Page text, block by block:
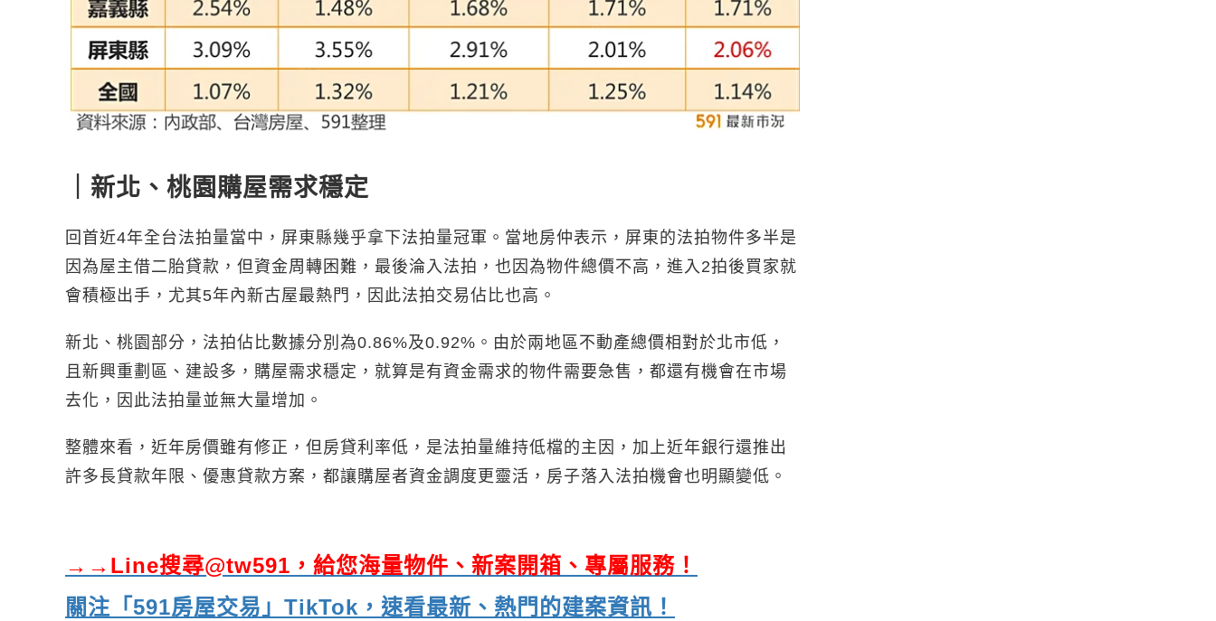
｜新北、桃園購屋需求穩定
回首近4年全台法拍量當中，屏東縣幾乎拿下法拍量冠軍。當地房仲表示，屏東的法拍物件多半是
因為屋主借二胎貸款，但資金周轉困難，最後淪入法拍，也因為物件總價不高，進入2拍後買家就
會積極出手，尤其5年內新古屋最熱門，因此法拍交易佔比也高。
新北、桃園部分，法拍佔比數據分別為0.86%及0.92%。由於兩地區不動產總價相對於北市低，
且新興重劃區、建設多，購屋需求穩定，就算是有資金需求的物件需要急售，都還有機會在市場
去化，因此法拍量並無大量增加。
整體來看，近年房價雖有修正，但房貸利率低，是法拍量維持低檔的主因，加上近年銀行還推出
許多長貸款年限、優惠貸款方案，都讓購屋者資金調度更靈活，房子落入法拍機會也明顯變低。
→→Line搜尋@tw591，給您海量物件、新案開箱、專屬服務！
關注「591房屋交易」TikTok，速看最新、熱門的建案資訊！